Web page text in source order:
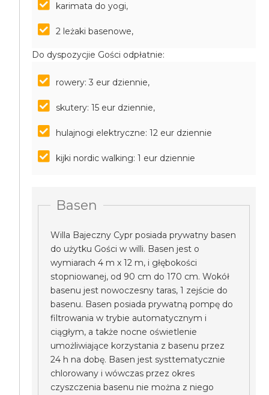
karimata do yogi,
2 leżaki basenowe,
Do dyspozycjie Gości odpłatnie:
rowery: 3 eur dziennie,
skutery: 15 eur dziennie,
hulajnogi elektryczne: 12 eur dziennie
kijki nordic walking: 1 eur dziennie
Basen
Willa Bajeczny Cypr posiada prywatny basen
do użytku Gości w willi. Basen jest o
wymiarach 4 m x 12 m, i głębokości
stopniowanej, od 90 cm do 170 cm. Wokół
basenu jest nowoczesny taras, 1 zejście do
basenu. Basen posiada prywatną pompę do
filtrowania w trybie automatycznym i
ciągłym, a także nocne oświetlenie
umożliwiające korzystania z basenu przez
24 h na dobę. Basen jest systtematycznie
chlorowany i wówczas przez okres
czyszczenia basenu nie można z niego